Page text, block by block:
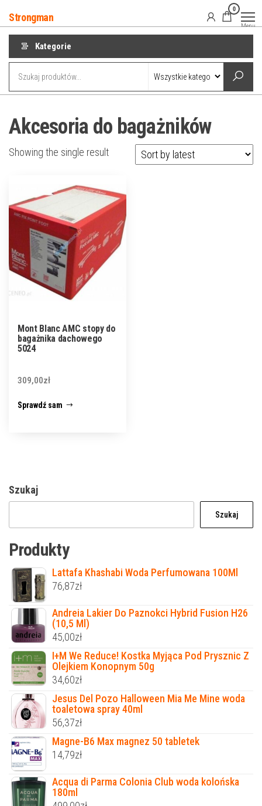
do
treści
Strongman
0
Menu
Kategorie
Akcesoria do bagażników
Showing the single result
Mont Blanc AMC stopy do
bagażnika dachowego
5024
309,00zł
Sprawdź sam
Szukaj
Szukaj
Produkty
Lattafa Khashabi Woda Perfumowana 100Ml
76,87zł
Andreia Lakier Do Paznokci Hybrid Fusion H26
(10,5 Ml)
45,00zł
I+M We Reduce! Kostka Myjąca Pod Prysznic Z
Olejkiem Konopnym 50g
34,60zł
Jesus Del Pozo Halloween Mia Me Mine woda
toaletowa spray 40ml
56,37zł
Magne-B6 Max magnez 50 tabletek
14,79zł
Acqua di Parma Colonia Club woda kolońska
180ml